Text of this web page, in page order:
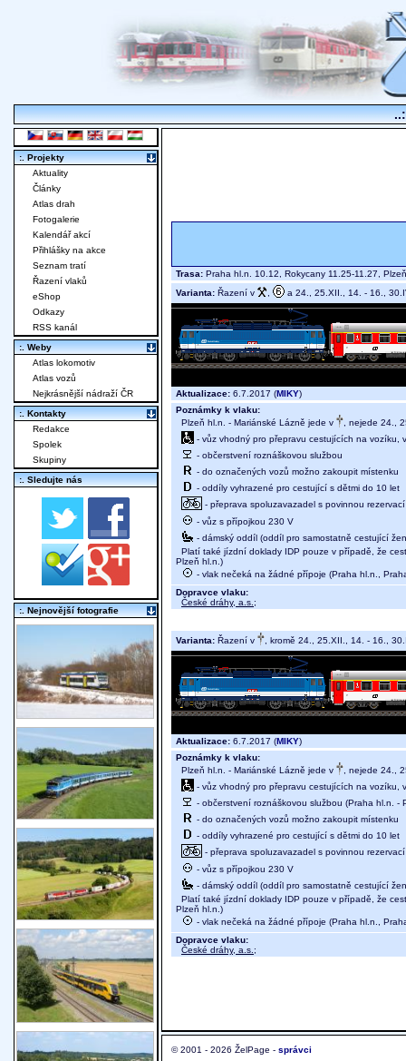
Trasa: Praha hl.n. 10.12, Rokycany 11.25-11.27,
Varianta: Řazení v a 24., 25.XII., 14. - 16.,
Aktualizace: 6.7.2017 (MIKY)
Poznámky k vlaku:
Plzeň hl.n. - Mariánské Lázně jede v
, nejede 24.,
- vůz vhodný pro přepravu cestujících na vozíku,
- občerstvení roznáškovou službou
- do označených vozů možno zakoupit místenku
- oddíly vyhrazené pro cestující s dětmi do 10 let
- přeprava spoluzavazadel s povinnou
- vůz s přípojkou 230 V
- dámský oddíl (oddíl pro samostatně cestující
Platí také jízdní doklady IDP pouze v případě, že
Plzeň hl.n.)
- vlak nečeká na žádné přípoje (Praha hl.n.,
Dopravce vlaku:
České dráhy, a.s. ;
Varianta: Řazení v , kromě 24., 25.XII., 14. - 16.,
Aktualizace: 6.7.2017 (MIKY)
Poznámky k vlaku:
Plzeň hl.n. - Mariánské Lázně jede v
, nejede 24.,
- vůz vhodný pro přepravu cestujících na vozíku,
- občerstvení roznáškovou službou (Praha hl.n. -
- do označených vozů možno zakoupit místenku
- oddíly vyhrazené pro cestující s dětmi do 10 let
- přeprava spoluzavazadel s povinnou
- vůz s přípojkou 230 V
- dámský oddíl (oddíl pro samostatně cestující
Platí také jízdní doklady IDP pouze v případě, že
Plzeň hl.n.)
- vlak nečeká na žádné přípoje (Praha hl.n.,
Dopravce vlaku:
České dráhy, a.s. ;
© 2001 - 2026 ŽelPage - správci
:. Projekty
Aktuality
Články
Atlas drah
Fotogalerie
Kalendář akcí
Přihlášky na akce
Seznam tratí
Řazení vlaků
eShop
Odkazy
RSS kanál
:. Weby
Atlas lokomotiv
Atlas vozů
Nejkrásnější nádraží ČR
:. Kontakty
Redakce
Spolek
Skupiny
:. Sledujte nás
:. Nejnovější fotografie